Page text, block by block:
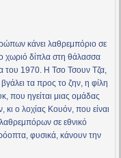
κάνει λαθρεμπόριο σε
χωριό δίπλα στη θάλασσα
του 1970. Η Τσο Τσουν Τζα,
τα προς το ζην, η φίλη
που ηγείται μιας ομάδας
κι ο λοχίας Κουόν, που είναι
σε εθνικό
φυσικά, κάνουν την